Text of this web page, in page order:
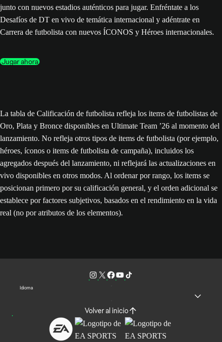
junto con nuevos estadios auténticos para jugar. Enfréntate a los
Desafíos de DT en vivo de temática internacional y adéntrate en
Carrera de futbolista con nuevos ÍCONOS y Héroes internacionales.
Jugar ahora
La tabla de Calificación de futbolista refleja los items de futbolistas de
Oro, Plata y Bronce disponibles en Ultimate Team ’26 al momento del
lanzamiento. No refleja otros tipos de items de futbolista (por ejemplo,
héroes, íconos o items de futbolista de campaña), incluidos los
agregados después del lanzamiento, ni reflejará las actualizaciones en
vivo disponibles en otros modos. Al ordenar por rango, los items se
posicionan primero por su calificación general, y el orden adicional se
establece por factores subjetivos, basados en el rendimiento en la vida
real (no por atributos de los elementos).
Idioma
Volver al inicio